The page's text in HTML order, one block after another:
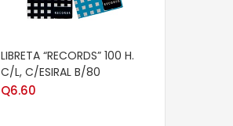
LIBRETA “RECORDS” 100 H.
C/L, C/ESIRAL B/80
Q6.60